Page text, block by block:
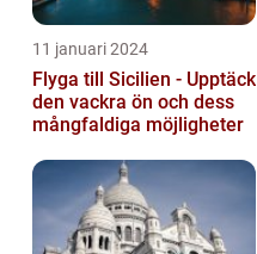
11 januari 2024
Flyga till Sicilien - Upptäck
den vackra ön och dess
mångfaldiga möjligheter